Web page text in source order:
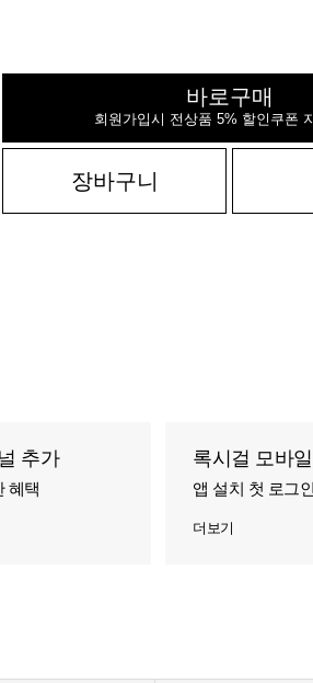
바로구매
회원가입시 전상품 5% 할인쿠폰
장바구니
추가
혜택
록시걸 모바
앱 설치 첫 로그
더보기